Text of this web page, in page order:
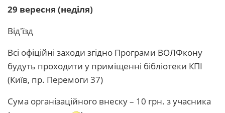
29 вересня (неділя)
Від'їзд
Всі офіційні заходи згідно Програми ВОЛФкону
будуть проходити у приміщенні бібліотеки КПІ
(Київ, пр. Перемоги 37)
Сума організаційного внеску – 10 грн. з учасника